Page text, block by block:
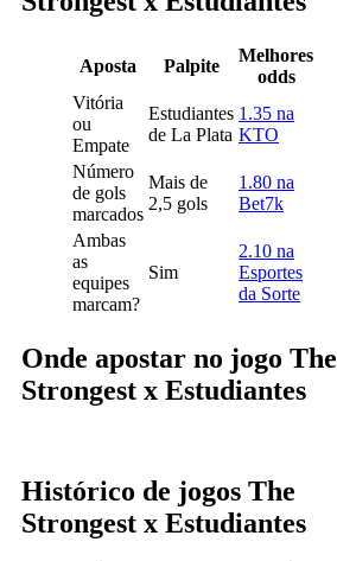
Aposta Palpite
Melhores
odds
Vitória
ou
Empate
Estudiantes
de La Plata
1.35 na
KTO
Número
de gols
marcados
Mais de
2,5 gols
1.80 na
Bet7k
Ambas
as
equipes
marcam?
Sim
2.10 na
Esportes
da Sorte
Onde apostar no jogo The
Strongest x Estudiantes
Histórico de jogos The
Strongest x Estudiantes